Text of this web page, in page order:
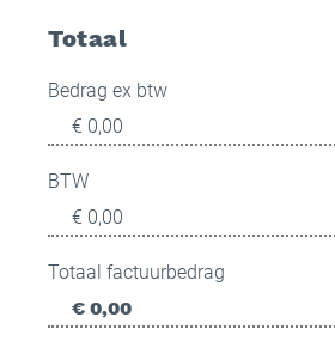
Totaal
Bedrag ex btw
BTW
Totaal factuurbedrag